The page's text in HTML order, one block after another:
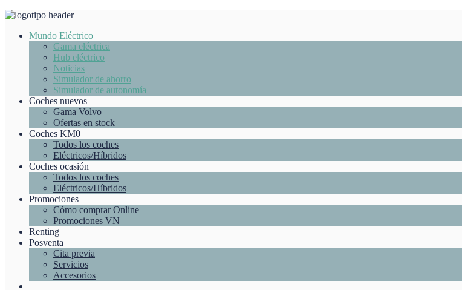
Mundo Eléctrico
Gama eléctrica
Hub eléctrico
Noticias
Simulador de ahorro
Simulador de autonomía
Coches nuevos
Gama Volvo
Ofertas en stock
Coches KM0
Todos los coches
Eléctricos/Híbridos
Coches ocasión
Todos los coches
Eléctricos/Híbridos
Promociones
Cómo comprar Online
Promociones VN
Renting
Posventa
Cita previa
Servicios
Accesorios